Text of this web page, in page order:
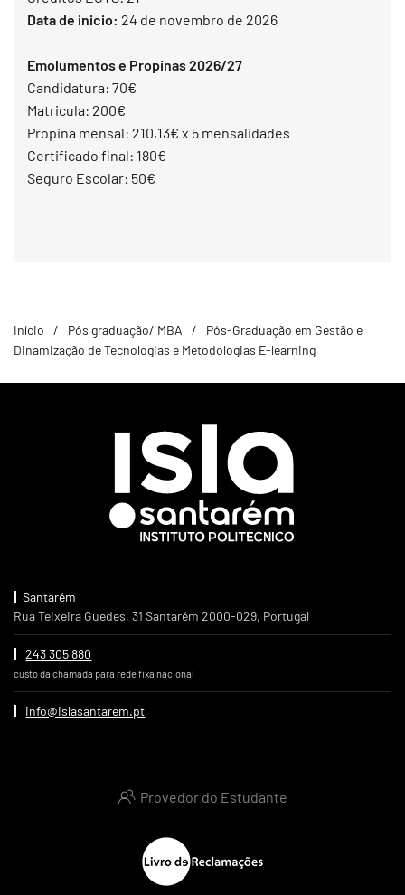
Data de inicio: 24 de novembro de 2026
Emolumentos e Propinas 2026/27
Candidatura: 70€
Matricula: 200€
Propina mensal: 210,13€ x 5 mensalidades
Certificado final: 180€
Seguro Escolar: 50€
Início Pós graduação/ MBA
Pós-Graduação em Gestão e
Dinamização de Tecnologias e Metodologias E-learning
Santarém
Rua Teixeira Guedes, 31 Santarém 2000-029, Portugal
243 305 880
custo da chamada para rede fixa nacional
info@islasantarem.pt
Provedor do Estudante